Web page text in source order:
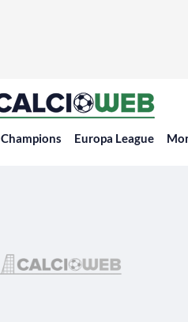
Champions Europa League